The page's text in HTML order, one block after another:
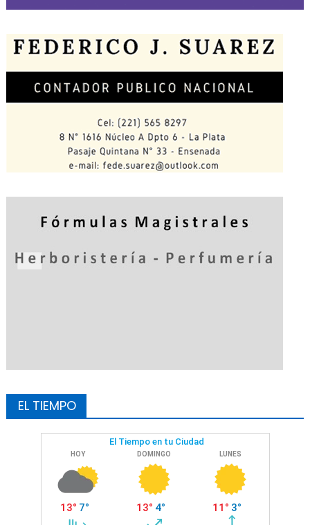
EL TIEMPO